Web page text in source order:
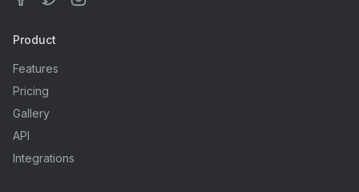
Product
Features
Pricing
Gallery
API
Integrations